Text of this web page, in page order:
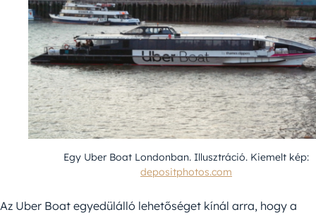
Egy Uber Boat Londonban. Illusztráció. Kiemelt kép:
depositphotos.com
Az Uber Boat egyedülálló lehetőséget kínál arra, hogy a